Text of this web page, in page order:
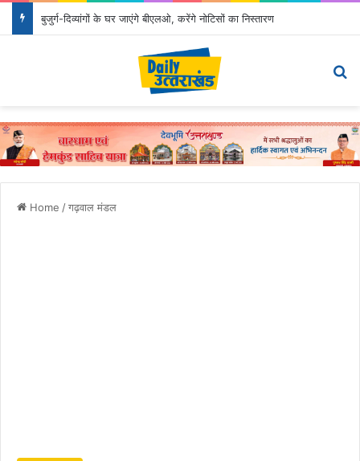
बुजुर्ग-दिव्यांगों के घर जाएंगे बीएलओ, करेंगे नोटिसों का निस्तारण
Home /गढ़वाल मंडल